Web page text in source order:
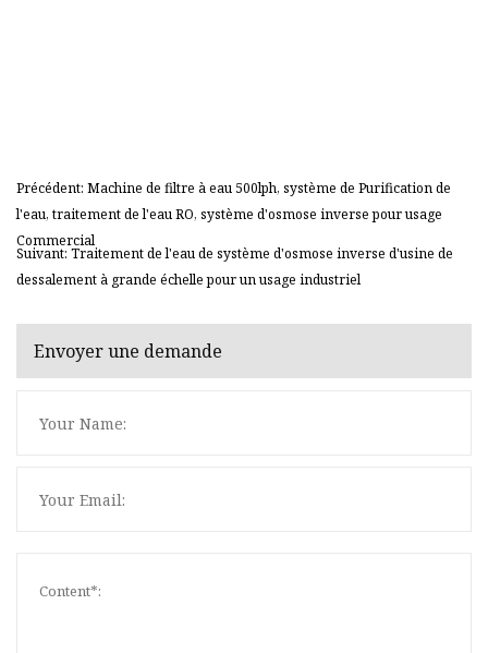
Précédent: Machine de filtre à eau 500lph, système de Purification de
l'eau, traitement de l'eau RO, système d'osmose inverse pour usage
Commercial
Suivant: Traitement de l'eau de système d'osmose inverse d'usine de
dessalement à grande échelle pour un usage industriel
Envoyer une demande